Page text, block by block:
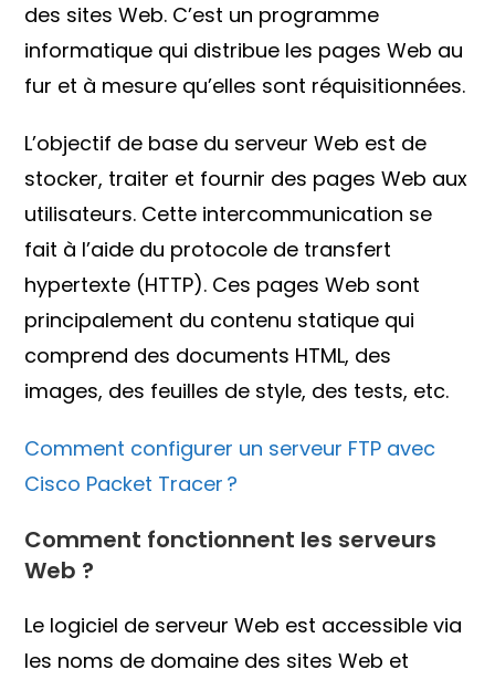
des sites Web. C’est un programme
informatique qui distribue les pages Web au
fur et à mesure qu’elles sont réquisitionnées.
L’objectif de base du serveur Web est de
stocker, traiter et fournir des pages Web aux
utilisateurs. Cette intercommunication se
fait à l’aide du protocole de transfert
hypertexte (HTTP). Ces pages Web sont
principalement du contenu statique qui
comprend des documents HTML, des
images, des feuilles de style, des tests, etc.
Comment configurer un serveur FTP avec
Cisco Packet Tracer ?
Comment fonctionnent les serveurs
Web ?
Le logiciel de serveur Web est accessible via
les noms de domaine des sites Web et